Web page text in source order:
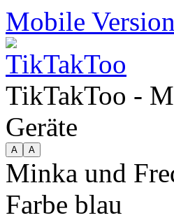
Mobile Version
TikTakToo -
Geräte
Minka und
Farbe blau